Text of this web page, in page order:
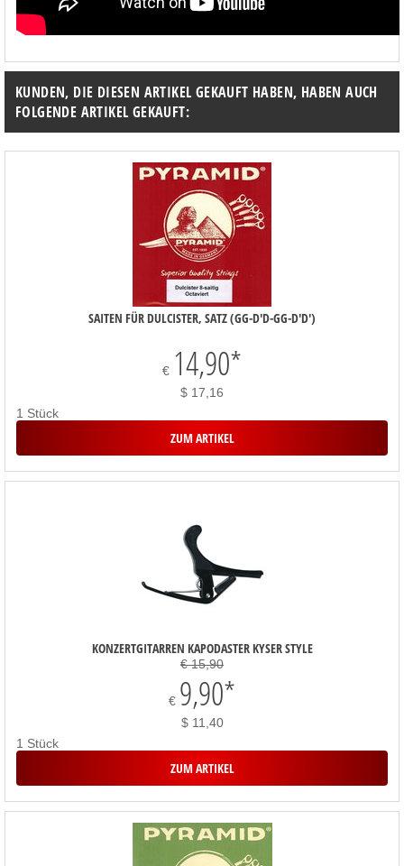
KUNDEN, DIE DIESEN ARTIKEL GEKAUFT HABEN, HABEN AUCH
FOLGENDE ARTIKEL GEKAUFT:
SAITEN FÜR DULCISTER, SATZ (GG-D'D-GG-D'D')
€ 14,90*
$ 17,16
1 Stück
ZUM ARTIKEL
KONZERTGITARREN KAPODASTER KYSER STYLE
€ 15,90
€ 9,90*
$ 11,40
1 Stück
ZUM ARTIKEL